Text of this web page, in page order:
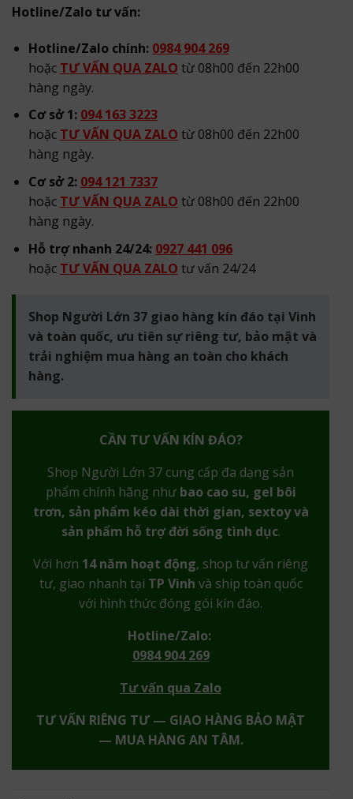
Hotline/Zalo tư vấn:
Hotline/Zalo chính: 0984 904 269
hoặc TƯ VẤN QUA ZALO từ 08h00 đến 22h00
hàng ngày.
Cơ sở 1: 094 163 3223
hoặc TƯ VẤN QUA ZALO từ 08h00 đến 22h00
hàng ngày.
Cơ sở 2: 094 121 7337
hoặc TƯ VẤN QUA ZALO từ 08h00 đến 22h00
hàng ngày.
Hỗ trợ nhanh 24/24: 0927 441 096
hoặc TƯ VẤN QUA ZALO tư vấn 24/24
Shop Người Lớn 37 giao hàng kín đáo tại Vinh
và toàn quốc, ưu tiên sự riêng tư, bảo mật và
trải nghiệm mua hàng an toàn cho khách
hàng.
CẦN TƯ VẤN KÍN ĐÁO?
Shop Người Lớn 37 cung cấp đa dạng sản
phẩm chính hãng như bao cao su, gel bôi
trơn, sản phẩm kéo dài thời gian, sextoy và
sản phẩm hỗ trợ đời sống tình dục.
Với hơn 14 năm hoạt động, shop tư vấn riêng
tư, giao nhanh tại TP Vinh và ship toàn quốc
với hình thức đóng gói kín đáo.
Hotline/Zalo:
0984 904 269
Tư vấn qua Zalo
TƯ VẤN RIÊNG TƯ — GIAO HÀNG BẢO MẬT
— MUA HÀNG AN TÂM.